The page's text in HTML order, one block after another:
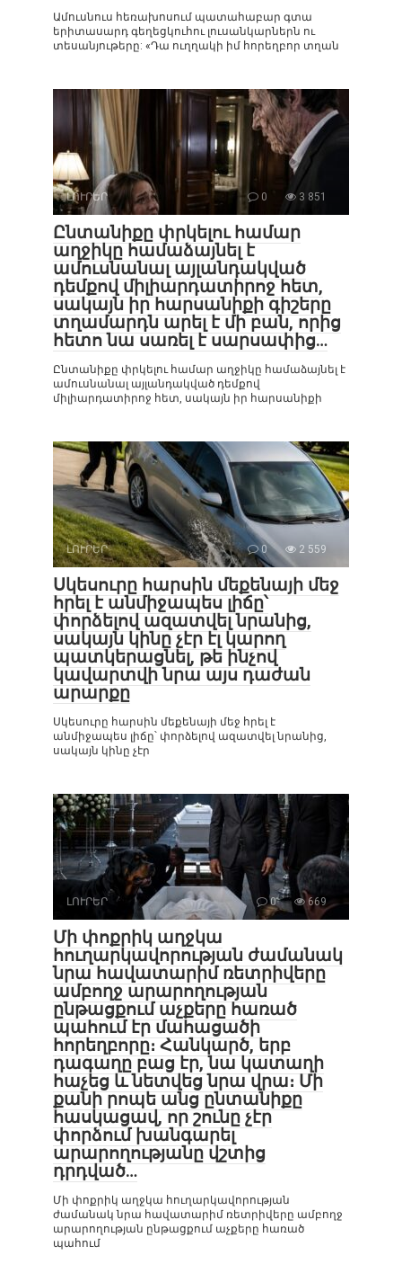
Ամուսնուս հեռախոսում պատահաբար գտա
երիտասարդ գեղեցկուհու լուսանկարներն ու
տեսանյութերը: «Դա ուղղակի իմ հորեղբոր տղան
ԼՈՒՐԵՐ 0 3 851
Ընտանիքը փրկելու համար
աղջիկը համաձայնել է
ամուսնանալ այլանդակված
դեմքով միլիարդատիրոջ հետ,
սակայն իր հարսանիքի գիշերը
տղամարդն արել է մի բան, որից
հետո նա սառել է սարսափից…
Ընտանիքը փրկելու համար աղջիկը համաձայնել է
ամուսնանալ այլանդակված դեմքով
միլիարդատիրոջ հետ, սակայն իր հարսանիքի
ԼՈՒՐԵՐ 0 2 559
Սկեսուրը հարսին մեքենայի մեջ
հրել է անմիջապես լիճը՝
փորձելով ազատվել նրանից,
սակայն կինը չէր էլ կարող
պատկերացնել, թե ինչով
կավարտվի նրա այս դաժան
արարքը
Սկեսուրը հարսին մեքենայի մեջ հրել է
անմիջապես լիճը՝ փորձելով ազատվել նրանից,
սակայն կինը չէր
ԼՈՒՐԵՐ 0 669
Մի փոքրիկ աղջկա
հուղարկավորության ժամանակ
նրա հավատարիմ ռետրիվերը
ամբողջ արարողության
ընթացքում աչքերը հառած
պահում էր մահացածի
հորեղբորը։ Հանկարծ, երբ
դագաղը բաց էր, նա կատաղի
հաչեց և նետվեց նրա վրա։ Մի
քանի րոպե անց ընտանիքը
հասկացավ, որ շունը չէր
փորձում խանգարել
արարողությանը վշտից
դրդված…
Մի փոքրիկ աղջկա հուղարկավորության
ժամանակ նրա հավատարիմ ռետրիվերը ամբողջ
արարողության ընթացքում աչքերը հառած
պահում